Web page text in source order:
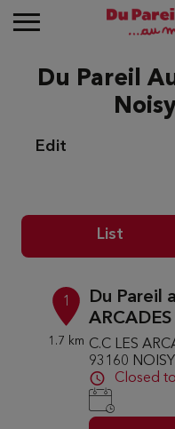
Du Pareil
Edit
List
1
1.7 km
Du Pareil
ARCADES
C.C LES
93160
Closed